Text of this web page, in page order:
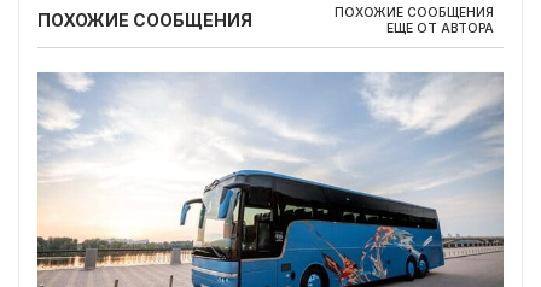
ПОХОЖИЕ СООБЩЕНИЯ
ПОХОЖИЕ СООБЩЕНИЯ
ЕЩЕ ОТ АВТОРА